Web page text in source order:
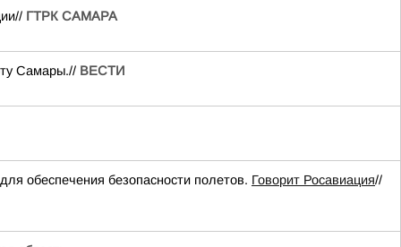
ГТРК САМАРА
Самары.// ВЕСТИ
обеспечения безопасности полетов. Говорит Росавиация//